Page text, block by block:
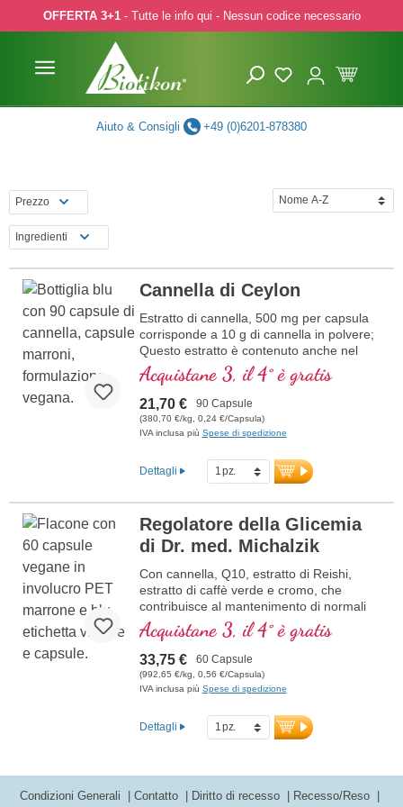
to main content
Skip to search
Skip to main navigation
OFFERTA 3+1- Tutte le info qui - Nessun codice necessario
Aiuto & Consigli +49 (0)6201-878380
Prezzo
Ingredienti
Cannella di Ceylon
Estratto di cannella, 500 mg per capsula
corrisponde a 10 g di cannella in polvere;
Questo estratto è contenuto anche nel
nostro prodotto Regolatore della Glicemia.
Acquistane 3, il 4° è gratis
21,70 € 90 Capsule
(380,70 €/kg, 0,24 €/Capsula)
IVA inclusa più Spese di spedizione
Dettagli
Regolatore della Glicemia
di Dr. med. Michalzik
Con cannella, Q10, estratto di Reishi,
estratto di caffè verde e cromo, che
contribuisce al mantenimento di normali
livelli di glicemia.
Acquistane 3, il 4° è gratis
33,75 € 60 Capsule
(992,65 €/kg, 0,56 €/Capsula)
IVA inclusa più Spese di spedizione
Dettagli
Condizioni Generali Contatto Diritto di recesso Recesso/Reso